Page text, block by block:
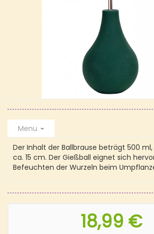
Menu
Der Inhalt der Ballbrause beträgt 500 ml,
ca. 15 cm. Der Gießball eignet sich
Befeuchten der Wurzeln beim
18,99 €